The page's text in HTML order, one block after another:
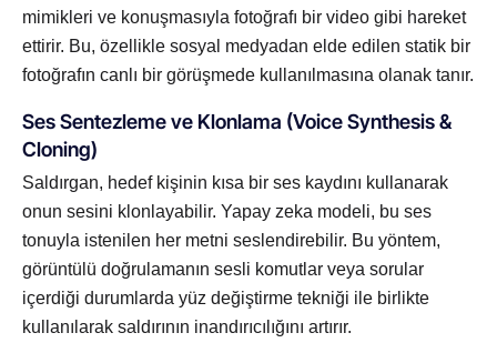
mimikleri ve konuşmasıyla fotoğrafı bir video gibi hareket
ettirir. Bu, özellikle sosyal medyadan elde edilen statik bir
fotoğrafın canlı bir görüşmede kullanılmasına olanak tanır.
Ses Sentezleme ve Klonlama (Voice Synthesis &
Cloning)
Saldırgan, hedef kişinin kısa bir ses kaydını kullanarak
onun sesini klonlayabilir. Yapay zeka modeli, bu ses
tonuyla istenilen her metni seslendirebilir. Bu yöntem,
görüntülü doğrulamanın sesli komutlar veya sorular
içerdiği durumlarda yüz değiştirme tekniği ile birlikte
kullanılarak saldırının inandırıcılığını artırır.